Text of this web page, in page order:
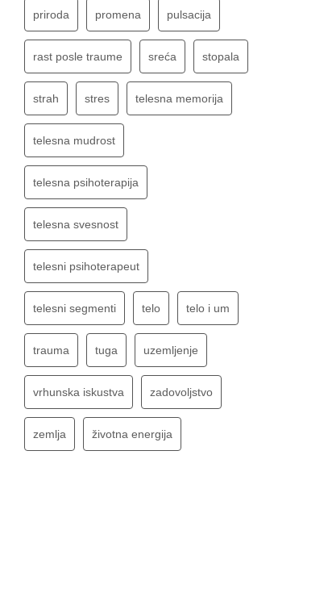
priroda promena pulsacija
rast posle traume sreća stopala
strah stres telesna memorija
telesna mudrost
telesna psihoterapija
telesna svesnost
telesni psihoterapeut
telesni segmenti telo telo i um
trauma tuga uzemljenje
vrhunska iskustva zadovoljstvo
zemlja životna energija